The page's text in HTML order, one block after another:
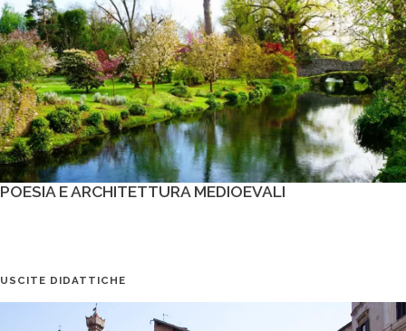
POESIA E ARCHITETTURA MEDIOEVALI
USCITE DIDATTICHE